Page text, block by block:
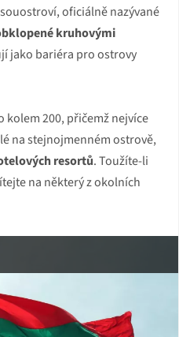
oficiálně nazývané
kruhovými
jako bariéra pro ostrovy
kolem 200, přičemž nejvíce
na stejnojmenném ostrově,
resortů. Toužíte-li
na některý z okolních